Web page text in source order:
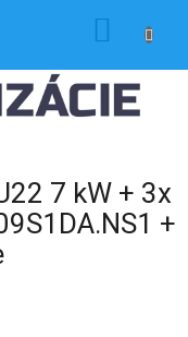
7 kW + 3x
+